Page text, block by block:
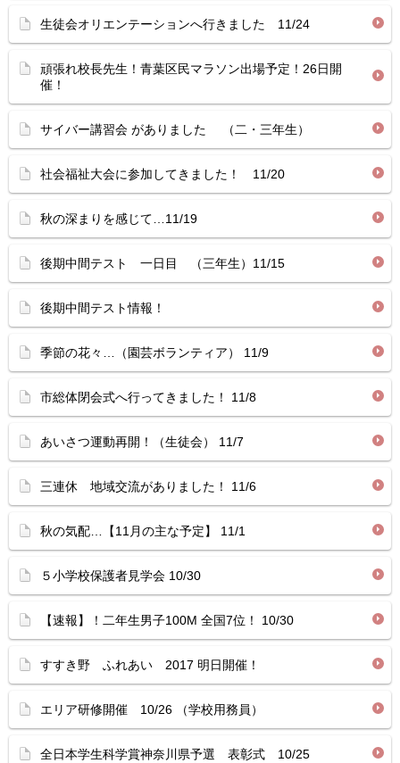
生徒会オリエンテーションへ行きました 11/24
頑張れ校長先生！青葉区民マラソン出場予定！26日開
催！
サイバー講習会 がありました （二・三年生）
社会福祉大会に参加してきました！ 11/20
秋の深まりを感じて…11/19
後期中間テスト 一日目 （三年生）11/15
後期中間テスト情報！
季節の花々…（園芸ボランティア） 11/9
市総体閉会式へ行ってきました！ 11/8
あいさつ運動再開！（生徒会） 11/7
三連休 地域交流がありました！ 11/6
秋の気配…【11月の主な予定】 11/1
５小学校保護者見学会 10/30
【速報】！二年生男子100M 全国7位！ 10/30
すすき野 ふれあい 2017 明日開催！
エリア研修開催 10/26 （学校用務員）
全日本学生科学賞神奈川県予選 表彰式 10/25